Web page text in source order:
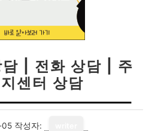
담 | 전화 상담 | 주
센터 상담
05 작성자: